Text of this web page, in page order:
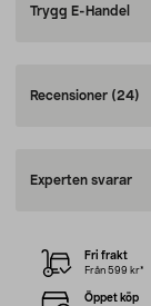
Trygg E-Handel
Recensioner (24)
Experten svarar
Fri frakt
Från 599 kr*
Öppet köp